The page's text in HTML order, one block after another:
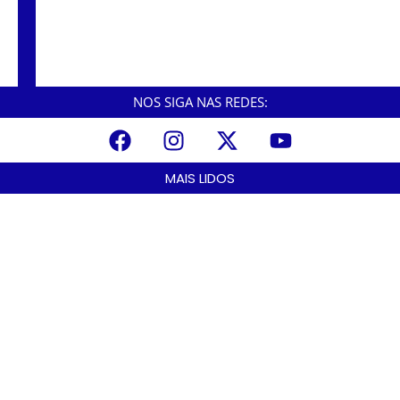
NOS SIGA NAS REDES:
MAIS LIDOS